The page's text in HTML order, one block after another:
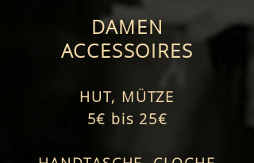
DAMEN
ACCESSOIRES
HUT, MÜTZE
5€ bis 25€